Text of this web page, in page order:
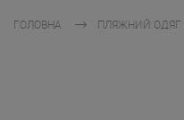
ГОЛОВНА ПЛЯЖНИЙ ОДЯГ